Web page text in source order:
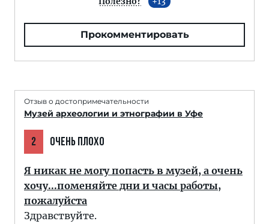
Прокомментировать
Отзыв о достопримечательности
Музей археологии и этнографии в Уфе
2 ОЧЕНЬ ПЛОХО
Я никак не могу попасть в музей, а очень
хочу...поменяйте дни и часы работы,
пожалуйста
Здравствуйте.